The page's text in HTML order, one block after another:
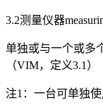
3.2测量仪器
单独或与一个或多
（VIM，定义3.1）
注1：一台可单独